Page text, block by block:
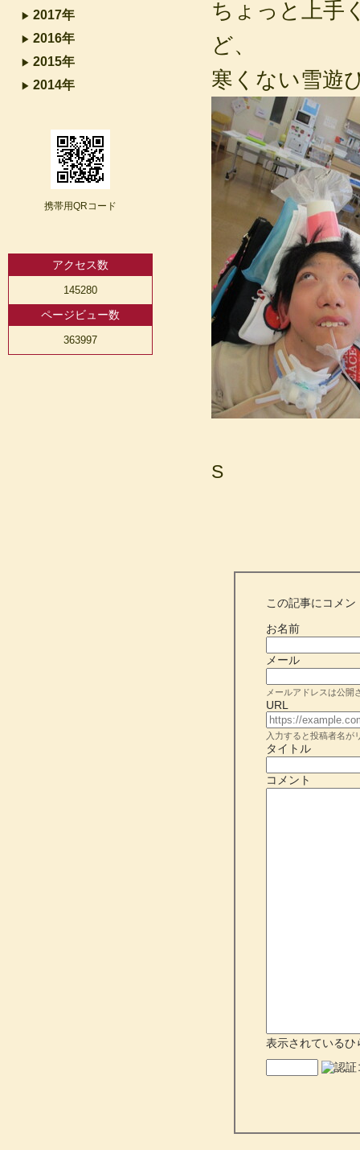
ちょっと上手
ど、
寒くない雪遊
S
この記事にコメン
お名前
メール
メールアドレスは公開
URL
入力すると投稿者名が
タイトル
コメント
表示されているひ
2017年
2016年
2015年
2014年
携帯用QRコード
アクセス数
145280
ページビュー数
363997